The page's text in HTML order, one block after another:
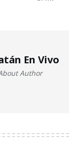
En Vivo
Author